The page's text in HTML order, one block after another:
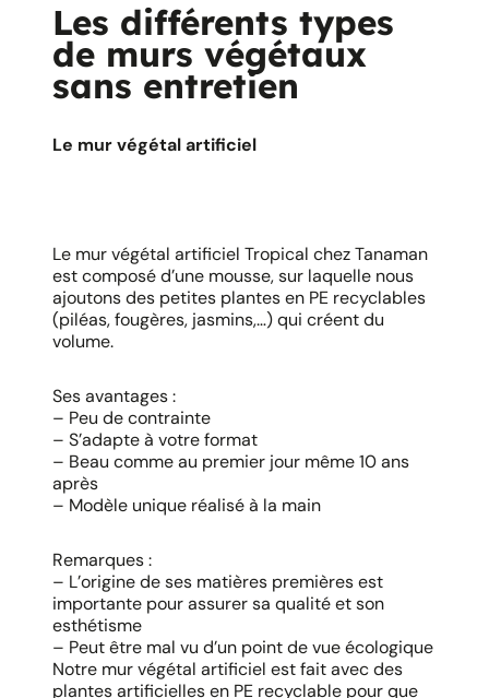
Les différents types
de murs végétaux
sans entretien
Le mur végétal artificiel
Le mur végétal artificiel Tropical chez Tanaman
est composé d’une mousse, sur laquelle nous
ajoutons des petites plantes en PE recyclables
(piléas, fougères, jasmins,…) qui créent du
volume.
Ses avantages :
– Peu de contrainte
– S’adapte à votre format
– Beau comme au premier jour même 10 ans
après
– Modèle unique réalisé à la main
Remarques :
– L’origine de ses matières premières est
importante pour assurer sa qualité et son
esthétisme
– Peut être mal vu d’un point de vue écologique
Notre mur végétal artificiel est fait avec des
plantes artificielles en PE recyclable pour que